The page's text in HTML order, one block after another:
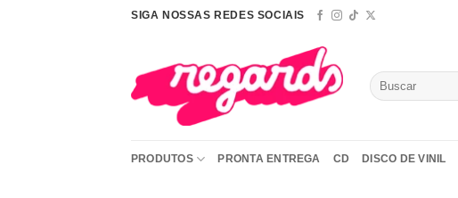
SIGA NOSSAS REDES SOCIAIS
Pesquisar
por:
PRODUTOS PRONTA ENTREGA CD DISCO DE VINIL